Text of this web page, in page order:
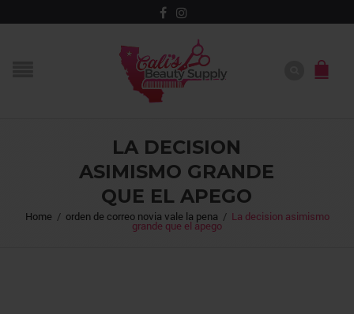
LA DECISION
ASIMISMO GRANDE
QUE EL APEGO
Home / orden de correo novia vale la pena / La decision asimismo
grande que el apego